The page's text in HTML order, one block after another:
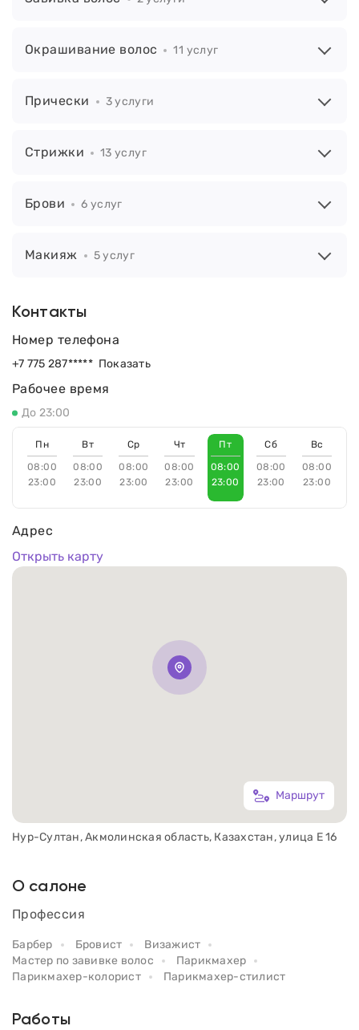
Окрашивание волос 11 услуг
Прически 3 услуги
Стрижки 13 услуг
Брови 6 услуг
Макияж 5 услуг
Контакты
Маршрут
Нур-Султан, Акмолинская область, Казахстан, улица Е 16
Адрес
Открыть карту
Рабочее время
До 23:00
Пн
08:00
23:00
Вт
08:00
23:00
Ср
08:00
23:00
Чт
08:00
23:00
Пт
08:00
23:00
Сб
08:00
23:00
Вс
08:00
23:00
Номер телефона
+7 775 287***** Показать
О салоне
Профессия
Барбер Бровист
Визажист
Мастер по завивке волос
Парикмахер
Парикмахер-колорист
Парикмахер-стилист
Работы